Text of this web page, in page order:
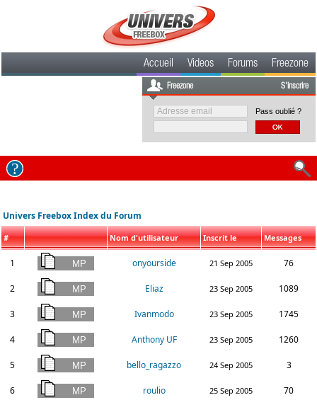
Accueil Videos Forums Freezone
Freezone S'inscrire
Pass oublié ?
Univers Freebox Index du Forum
# Nom d'utilisateur Inscrit le Messages
1 onyourside 21 Sep 2005 76
2 Eliaz 23 Sep 2005 1089
3 Ivanmodo 23 Sep 2005 1745
4 Anthony UF 23 Sep 2005 1260
5 bello_ragazzo 24 Sep 2005 3
6 roulio 25 Sep 2005 70